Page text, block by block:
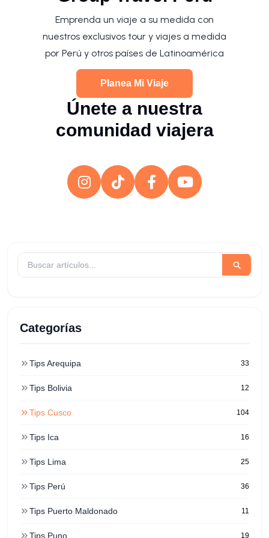
Emprenda un viaje a su medida con
nuestros exclusivos tour y viajes a medida
por Perú y otros países de Latinoamérica
Planea Mi Viaje
Únete a nuestra
comunidad viajera
Categorías
Tips Arequipa 33
Tips Bolivia 12
Tips Cusco 104
Tips Ica 16
Tips Lima 25
Tips Perú 36
Tips Puerto Maldonado 11
Tips Puno 19